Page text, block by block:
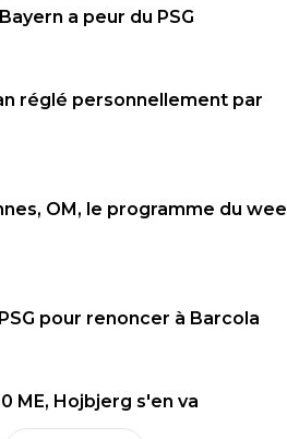
a peur du PSG
réglé personnellement par
OM, le programme du
pour renoncer à Barcola
ME, Hojbjerg s'en va